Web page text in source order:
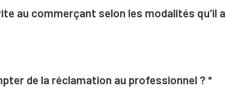
au commerçant selon les modalités qu'il a
de la réclamation au professionnel ?